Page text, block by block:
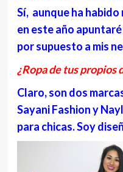
Sí, aunque ha
en este año
por supuesto a mis
¿Ropa de tus propios
Claro, son dos
Sayani Fashion y
para chicas. Soy